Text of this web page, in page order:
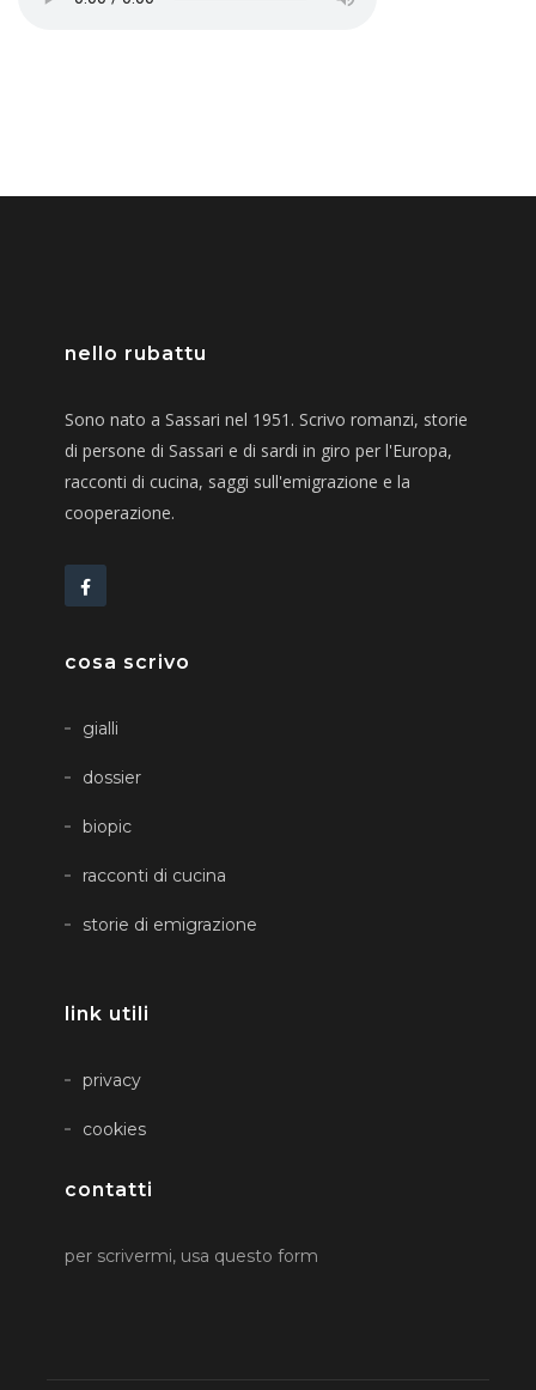
nello rubattu
Sono nato a Sassari nel 1951. Scrivo romanzi, storie
di persone di Sassari e di sardi in giro per l'Europa,
racconti di cucina, saggi sull'emigrazione e la
cooperazione.
cosa scrivo
gialli
dossier
biopic
racconti di cucina
storie di emigrazione
link utili
privacy
cookies
contatti
per scrivermi, usa questo form